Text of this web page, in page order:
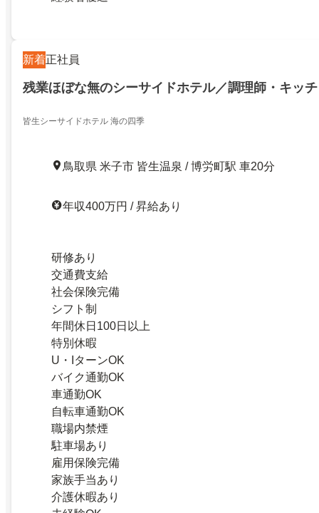
新着正社員
残業ほぼな無のシーサイドホテル／調理師・キッ
皆生シーサイドホテル 海の四季
鳥取県 米子市 皆生温泉 / 博労町駅 車20分
年収400万円 / 昇給あり
研修あり
交通費支給
社会保険完備
シフト制
年間休日100日以上
特別休暇
U・IターンOK
バイク通勤OK
車通勤OK
自転車通勤OK
職場内禁煙
駐車場あり
雇用保険完備
家族手当あり
介護休暇あり